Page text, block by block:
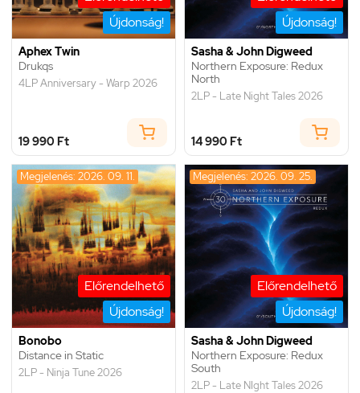
Újdonság!
Aphex Twin
Drukqs
4LP Anniversary - Warp 2026
19 990 Ft
Újdonság!
Sasha & John Digweed
Northern Exposure: Redux
North
2LP - Late Night Tales 2026
14 990 Ft
Előrendelhető
Újdonság!
Megjelenés: 2026. 09. 11.
Bonobo
Distance in Static
2LP - Ninja Tune 2026
Előrendelhető
Újdonság!
Megjelenés: 2026. 09. 25.
Sasha & John Digweed
Northern Exposure: Redux
South
2LP - Late NIght Tales 2026